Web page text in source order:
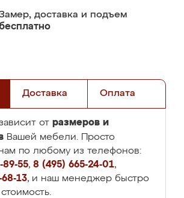
доставка и подъем
Доставка Оплата
от размеров и
Вашей мебели. Просто
по любому из телефонов:
55, 8 (495) 665-24-01,
13, и наш менеджер быстро